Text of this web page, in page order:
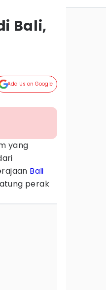
Bali,
Add Us on Google
yang
Bali
perak